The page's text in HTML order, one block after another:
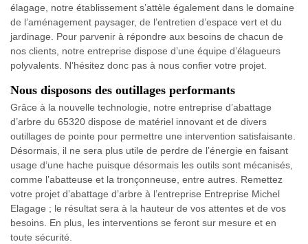
élagage, notre établissement s’attèle également dans le domaine
de l’aménagement paysager, de l’entretien d’espace vert et du
jardinage. Pour parvenir à répondre aux besoins de chacun de
nos clients, notre entreprise dispose d’une équipe d’élagueurs
polyvalents. N’hésitez donc pas à nous confier votre projet.
Nous disposons des outillages performants
Grâce à la nouvelle technologie, notre entreprise d’abattage
d’arbre du 65320 dispose de matériel innovant et de divers
outillages de pointe pour permettre une intervention satisfaisante.
Désormais, il ne sera plus utile de perdre de l’énergie en faisant
usage d’une hache puisque désormais les outils sont mécanisés,
comme l’abatteuse et la tronçonneuse, entre autres. Remettez
votre projet d’abattage d’arbre à l’entreprise Entreprise Michel
Elagage ; le résultat sera à la hauteur de vos attentes et de vos
besoins. En plus, les interventions se feront sur mesure et en
toute sécurité.